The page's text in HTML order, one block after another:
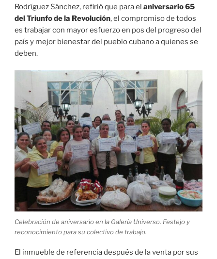
Rodríguez Sánchez, refirió que para el aniversario 65
del Triunfo de la Revolución, el compromiso de todos
es trabajar con mayor esfuerzo en pos del progreso del
país y mejor bienestar del pueblo cubano a quienes se
deben.
Celebración de aniversario en la Galería Universo. Festejo y
reconocimiento para su colectivo de trabajo.
El inmueble de referencia después de la venta por sus